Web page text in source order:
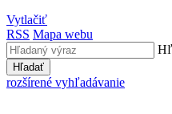
Vytlačiť
RSS Mapa webu
Hľadať
rozšírené vyhľadávanie